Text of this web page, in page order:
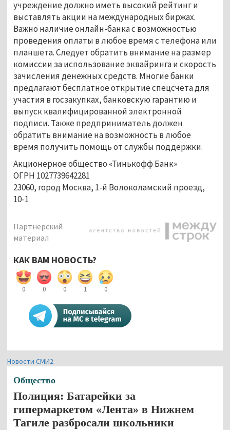
учреждение должно иметь высокий рейтинг и
выставлять акции на международных биржах.
Важно наличие онлайн-банка с возможностью
проведения оплаты в любое время с телефона или
планшета. Следует обратить внимание на размер
комиссии за использование эквайринга и скорость
зачисления денежных средств. Многие банки
предлагают бесплатное открытие спецсчёта для
участия в госзакупках, банковскую гарантию и
выпуск квалифицированной электронной
подписи. Также предприниматель должен
обратить внимание на возможность в любое
время получить помощь от службы поддержки.
Акционерное общество «Тинькофф Банк»
ОГРН 1027739642281
23060, город Москва, 1-й Волоколамский проезд,
10-1
Партнёрский
материал
КАК ВАМ НОВОСТЬ?
0 0 0 1 0
Новости СМИ2
Общество
Полиция: Батарейки за
гипермаркетом «Лента» в Нижнем
Тагиле разбросали школьники